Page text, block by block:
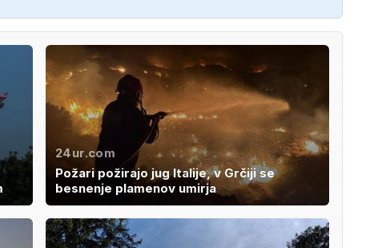
24ur.com
Požari požirajo jug Italije, v Grčiji se
besnenje plamenov umirja